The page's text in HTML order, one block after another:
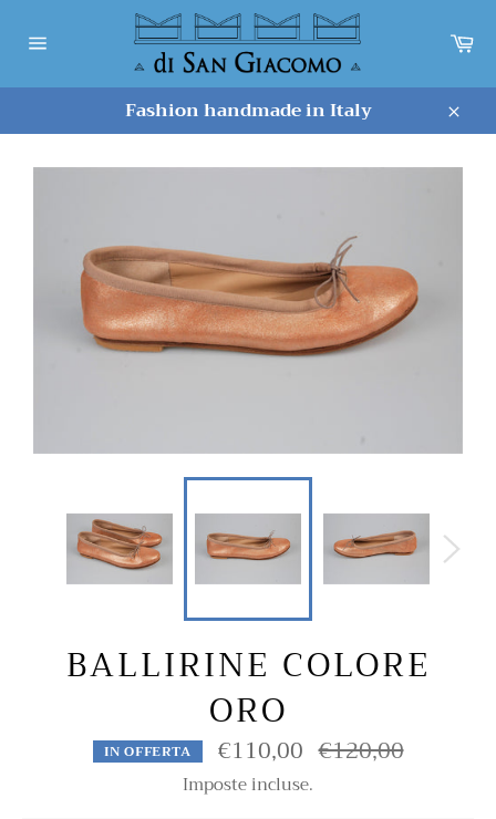
direttamente
contenuti
Navigazione
del
Fashion handmade in Italy
BALLIRINE COLORE
ORO
IN OFFERTA €110,00 Prezzo
di
€120,00
Imposte incluse.